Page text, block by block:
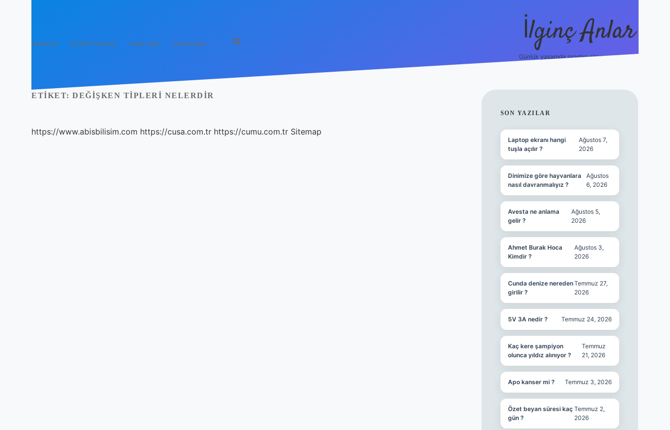
Anasayfa Gizlilik Politikası Yasal Uyarı Hakkımızda İlginç Anlar
Günlük yaşamda sıradan olmayan detaylar.
ETIKET: DEĞIŞKEN TIPLERI NELERDIR
https://www.abisbilisim.com https://cusa.com.tr https://cumu.com.tr Sitemap
SIDEBAR
SON YAZILAR
Laptop ekranı hangi
tuşla açılır ?
Ağustos 7,
2026
Dinimize göre hayvanlara
nasıl davranmalıyız ?
Ağustos
6, 2026
Avesta ne anlama
gelir ?
Ağustos 5,
2026
Ahmet Burak Hoca
Kimdir ?
Ağustos 3,
2026
Cunda denize nereden
girilir ?
Temmuz 27,
2026
5V 3A nedir ? Temmuz 24, 2026
Kaç kere şampiyon
olunca yıldız alınıyor ?
Temmuz
21, 2026
Apo kanser mi ? Temmuz 3, 2026
Özet beyan süresi kaç
gün ?
Temmuz 2,
2026